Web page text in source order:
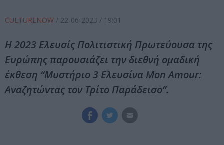
CULTURENOW / 22-06-2023 / 19:01
Η 2023 Ελευσίς Πολιτιστική Πρωτεύουσα της
Ευρώπης παρουσιάζει την διεθνή ομαδική
έκθεση “Μυστήριο 3 Ελευσίνα Mon Amour:
Αναζητώντας τον Τρίτο Παράδεισο”.